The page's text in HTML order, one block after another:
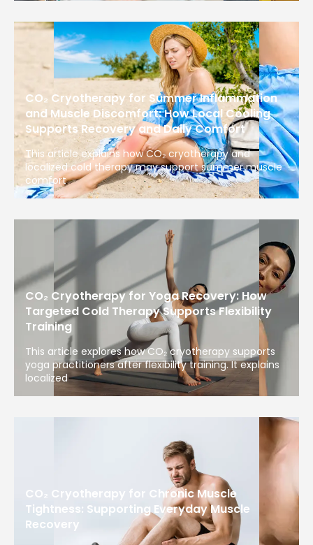
CO₂ Cryotherapy for Summer Inflammation
and Muscle Discomfort: How Local Cooling
Supports Recovery and Daily Comfort
This article explains how CO₂ cryotherapy and
localized cold therapy may support summer muscle
comfort
CO₂ Cryotherapy for Yoga Recovery: How
Targeted Cold Therapy Supports Flexibility
Training
This article explores how CO₂ cryotherapy supports
yoga practitioners after flexibility training. It explains
localized
CO₂ Cryotherapy for Chronic Muscle
Tightness: Supporting Everyday Muscle
Recovery